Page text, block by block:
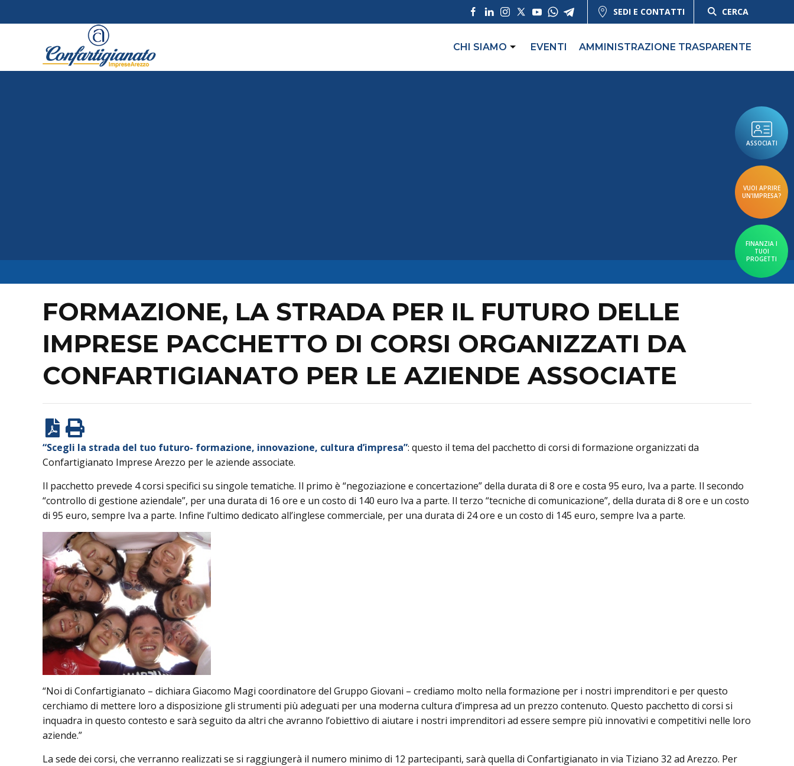
SEDI E CONTATTI CERCA
CHI SIAMO EVENTI AMMINISTRAZIONE TRASPARENTE
ASSOCIATI
VUOI APRIRE
UN'IMPRESA?
FINANZIA I
TUOI
PROGETTI
FORMAZIONE, LA STRADA PER IL FUTURO DELLE
IMPRESE PACCHETTO DI CORSI ORGANIZZATI DA
CONFARTIGIANATO PER LE AZIENDE ASSOCIATE
“Scegli la strada del tuo futuro- formazione, innovazione, cultura d’impresa”: questo il tema del pacchetto di corsi di formazione organizzati da
Confartigianato Imprese Arezzo per le aziende associate.
Il pacchetto prevede 4 corsi specifici su singole tematiche. Il primo è “negoziazione e concertazione” della durata di 8 ore e costa 95 euro, Iva a parte. Il secondo
“controllo di gestione aziendale”, per una durata di 16 ore e un costo di 140 euro Iva a parte. Il terzo “tecniche di comunicazione”, della durata di 8 ore e un costo
di 95 euro, sempre Iva a parte. Infine l’ultimo dedicato all’inglese commerciale, per una durata di 24 ore e un costo di 145 euro, sempre Iva a parte.
“Noi di Confartigianato – dichiara Giacomo Magi coordinatore del Gruppo Giovani – crediamo molto nella formazione per i nostri imprenditori e per questo
cerchiamo di mettere loro a disposizione gli strumenti più adeguati per una moderna cultura d’impresa ad un prezzo contenuto. Questo pacchetto di corsi si
inquadra in questo contesto e sarà seguito da altri che avranno l’obiettivo di aiutare i nostri imprenditori ad essere sempre più innovativi e competitivi nelle loro
aziende.”
La sede dei corsi, che verranno realizzati se si raggiungerà il numero minimo di 12 partecipanti, sarà quella di Confartigianato in via Tiziano 32 ad Arezzo. Per